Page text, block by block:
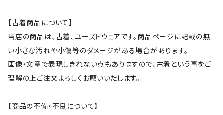
【古着商品について】
当店の商品は、古着、ユーズドウェアです。商品ページに記載の無
い小さな汚れや小傷等のダメージがある場合があります。
画像・文章で表現しきれない点もありますので、古着という事をご
理解の上ご注文よろしくお願いいたします。
【商品の不備・不良について】